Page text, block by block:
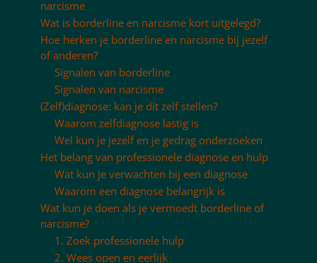
narcisme
Wat is borderline en narcisme kort uitgelegd?
Hoe herken je borderline en narcisme bij jezelf
of anderen?
Signalen van borderline
Signalen van narcisme
(Zelf)diagnose: kan je dit zelf stellen?
Waarom zelfdiagnose lastig is
Wel kun je jezelf en je gedrag onderzoeken
Het belang van professionele diagnose en hulp
Wat kun je verwachten bij een diagnose
Waarom een diagnose belangrijk is
Wat kun je doen als je vermoedt borderline of
narcisme?
1. Zoek professionele hulp
2. Wees open en eerlijk